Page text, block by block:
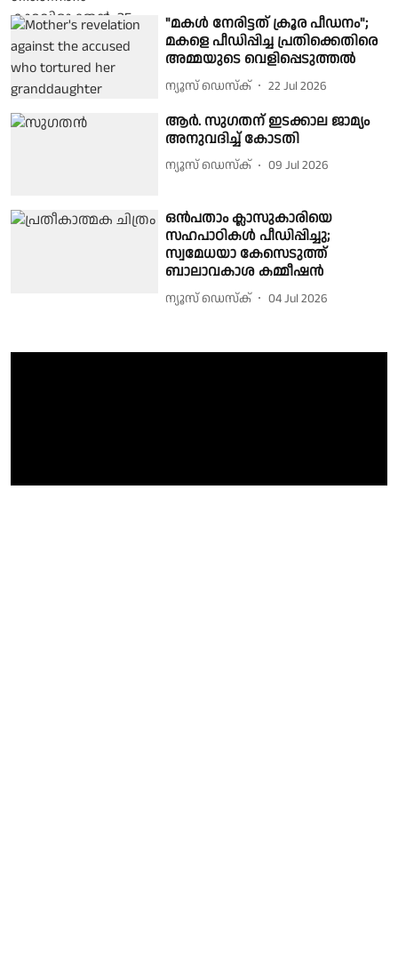
"മകൾ നേരിട്ടത് ക്രൂര പീഡനം";
മകളെ പീഡിപ്പിച്ച പ്രതിക്കെതിരെ
അമ്മയുടെ വെളിപ്പെടുത്തൽ
ന്യൂസ് ഡെസ്ക് 22 Jul 2026
ആർ. സു​ഗതന് ഇടക്കാല ജാമ്യം
അനുവദിച്ച് കോടതി
ന്യൂസ് ഡെസ്ക് 09 Jul 2026
ഒൻപതാം ക്ലാസുകാരിയെ
സഹപാഠികൾ പീഡിപ്പിച്ചു;
സ്വമേധയാ കേസെടുത്ത്
ബാലാവകാശ കമ്മീഷൻ
ന്യൂസ് ഡെസ്ക് 04 Jul 2026